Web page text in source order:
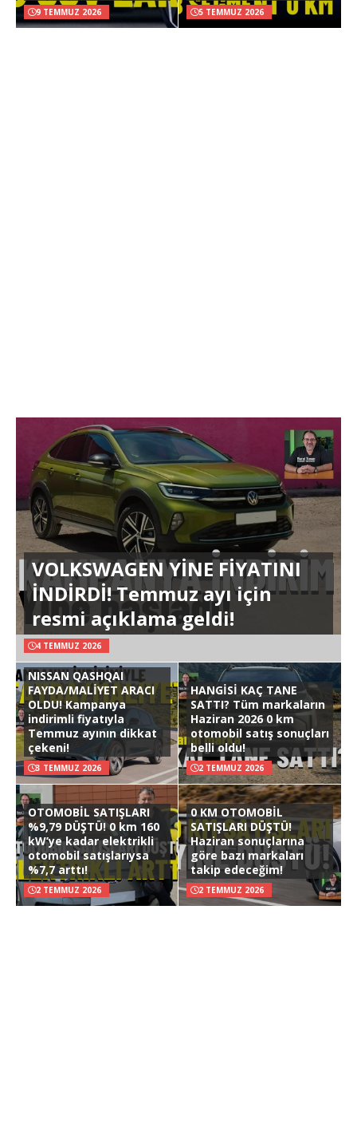
9 TEMMUZ 2026 5 TEMMUZ 2026
VOLKSWAGEN YİNE FİYATINI
İNDİRDİ! Temmuz ayı için
resmi açıklama geldi!
4 TEMMUZ 2026
NISSAN QASHQAI
FAYDA/MALİYET ARACI
OLDU! Kampanya
indirimli fiyatıyla
Temmuz ayının dikkat
çekeni!
3 TEMMUZ 2026
HANGİSİ KAÇ TANE
SATTI? Tüm markaların
Haziran 2026 0 km
otomobil satış sonuçları
belli oldu!
2 TEMMUZ 2026
OTOMOBİL SATIŞLARI
%9,79 DÜŞTÜ! 0 km 160
kW’ye kadar elektrikli
otomobil satışlarıysa
%7,7 arttı!
2 TEMMUZ 2026
0 KM OTOMOBİL
SATIŞLARI DÜŞTÜ!
Haziran sonuçlarına
göre bazı markaları
takip edeceğim!
2 TEMMUZ 2026